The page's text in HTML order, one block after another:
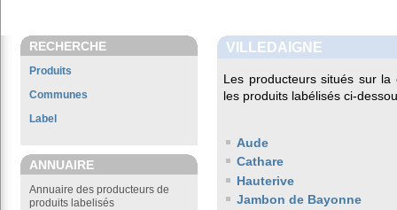
RECHERCHE
Produits
Communes
Label
ANNUAIRE
Annuaire des producteurs de
produits labelisés
VILLEDAIGNE
Les producteurs situés sur
les produits labélisés ci-
Aude
Cathare
Hauterive
Jambon de Bayonne